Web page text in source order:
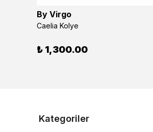
By Virgo
Caelia Kolye
₺ 1,300.00
Kategoriler